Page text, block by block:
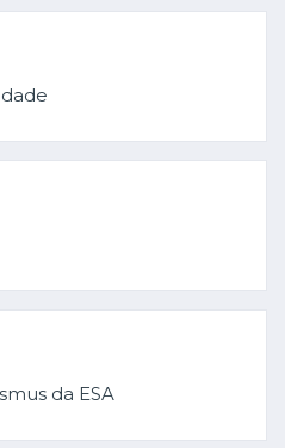
da ESA